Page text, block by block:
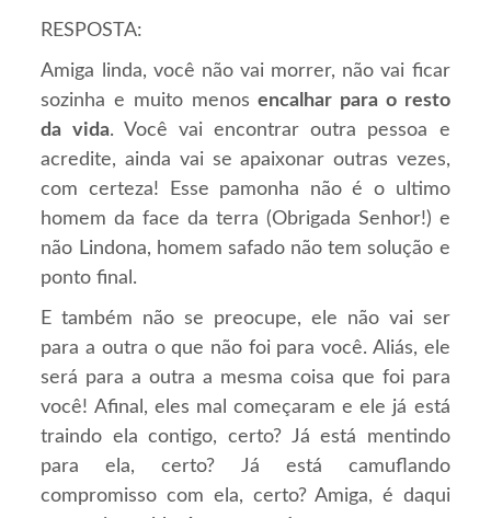
RESPOSTA:
Amiga linda, você não vai morrer, não vai ficar
sozinha e muito menos encalhar para o resto
da vida. Você vai encontrar outra pessoa e
acredite, ainda vai se apaixonar outras vezes,
com certeza! Esse pamonha não é o ultimo
homem da face da terra (Obrigada Senhor!) e
não Lindona, homem safado não tem solução e
ponto final.
E também não se preocupe, ele não vai ser
para a outra o que não foi para você. Aliás, ele
será para a outra a mesma coisa que foi para
você! Afinal, eles mal começaram e ele já está
traindo ela contigo, certo? Já está mentindo
para ela, certo? Já está camuflando
compromisso com ela, certo? Amiga, é daqui